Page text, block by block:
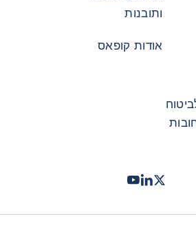
ותובנות
אודות קופאס
Twitter - קופאסLinkedIn
Youtube